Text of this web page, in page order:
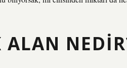
ALAN